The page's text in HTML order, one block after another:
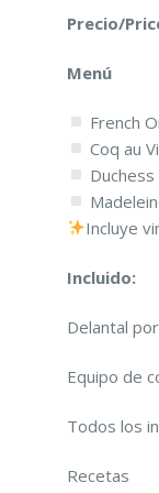
Precio/
Menú
French
Coq au
Incluye
Incluido:
Delantal
Equipo de
Todos los
Recetas